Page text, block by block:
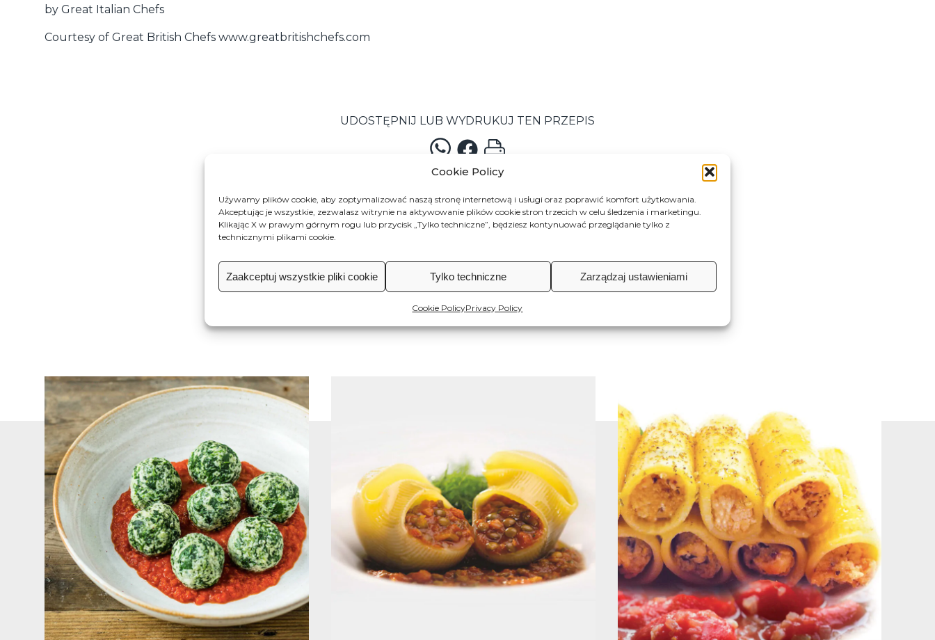
Cookie Policy
Używamy plików cookie, aby zoptymalizować naszą stronę internetową i usługi oraz poprawić komfort użytkowania.
Akceptując je wszystkie, zezwalasz witrynie na aktywowanie plików cookie stron trzecich w celu śledzenia i marketingu.
Klikając X w prawym górnym rogu lub przycisk „Tylko techniczne”, będziesz kontynuować przeglądanie tylko z
technicznymi plikami cookie.
Zaakceptuj wszystkie pliki cookie Tylko techniczne Zarządzaj ustawieniami
Cookie PolicyPrivacy Policy
by Great Italian Chefs
Courtesy of Great British Chefs www.greatbritishchefs.com
UDOSTĘPNIJ LUB WYDRUKUJ TEN PRZEPIS
Zainspiruj się naszymi przepisami
z Rozgniecione pomidory